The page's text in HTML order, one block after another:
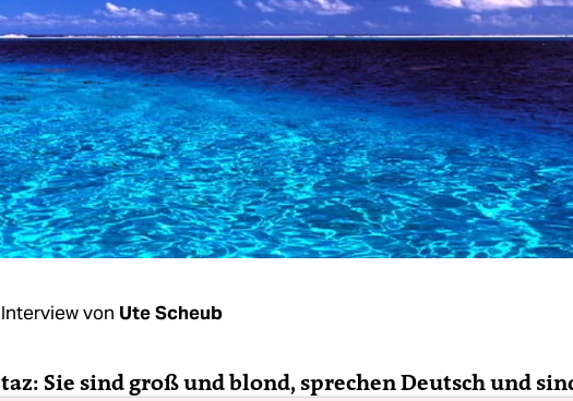
Interview von Ute Scheub
taz: Sie sind groß und blond, sprechen Deutsch und